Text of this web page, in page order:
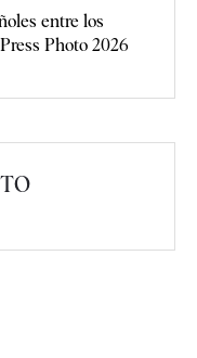
entre los
Photo 2026